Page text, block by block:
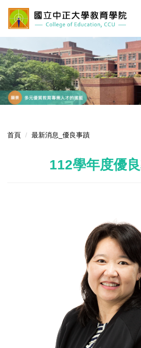
跳
到
主
要
內
容
區
首頁 最新消息_優良事蹟
112學年度優